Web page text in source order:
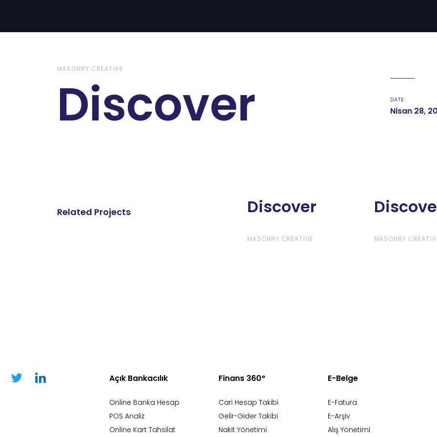
MASONRY CREATIVE
Discover DATE:
Nisan 28,
Related Projects Discover
Discover
MASONRY CREATIVE MASONRY
Açık Bankacılık
Online Banka Hesap
POS Analiz
Online Kart Tahsilat
Finans 360°
Cari Hesap Takibi
Gelir-Gider Takibi
Nakit Yönetimi
E-Belge
E-Fatura
E-Arşiv
Alış Yönetimi